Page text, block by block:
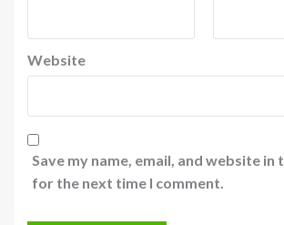
Website
Save my name, email, and website in
for the next time I comment.